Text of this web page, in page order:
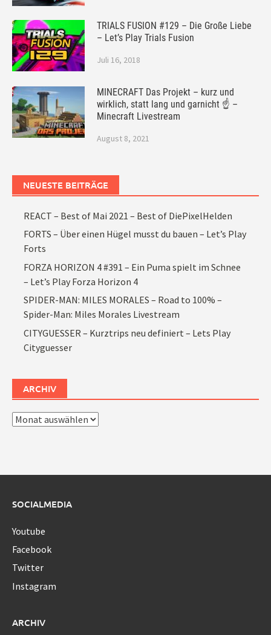
TRIALS FUSION #129 – Die Große Liebe
– Let’s Play Trials Fusion
Juli 16, 2018
MINECRAFT Das Projekt – kurz und
wirklich, statt lang und garnicht ☝ –
Minecraft Livestream
August 8, 2021
NEUESTE BEITRÄGE
REACT – Best of Mai 2021 – Best of DiePixelHelden
FORTS – Über einen Hügel musst du bauen – Let’s Play
Forts
FORZA HORIZON 4 #391 – Ein Puma spielt im Schnee
– Let’s Play Forza Horizon 4
SPIDER-MAN: MILES MORALES – Road to 100% –
Spider-Man: Miles Morales Livestream
CITYGUESSER – Kurztrips neu definiert – Lets Play
Cityguesser
ARCHIV
Archiv
SOCIALMEDIA
Youtube
Facebook
Twitter
Instagram
ARCHIV